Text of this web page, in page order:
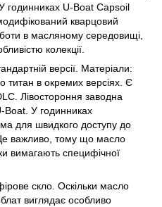
годинниках U-Boat Capsoil
кварцовий
в масляному середовищі,
колекції.
версії. Матеріали:
титан в окремих версіях. Є
Лівостороння заводна
Boat. У годинниках
для швидкого доступу до
важливо, тому що масло
вимагають специфічної
скло. Оскільки масло
виглядає особливо